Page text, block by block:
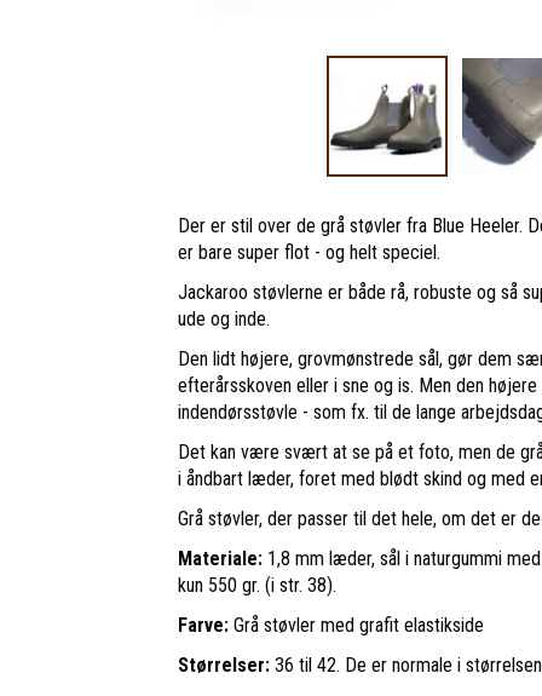
Der er stil over de grå støvler fra Blue Heeler.
er bare super flot - og helt speciel.
Jackaroo støvlerne er både rå, robuste og så
ude og inde.
Den lidt højere, grovmønstrede sål, gør dem
efterårsskoven eller i sne og is. Men den
indendørsstøvle - som fx. til de lange
Det kan være svært at se på et foto, men de
i åndbart læder, foret med blødt skind og med
Grå støvler, der passer til det hele, om det er
Materiale: 1,8 mm læder, sål i naturgummi
kun 550 gr. (i str. 38).
Farve: Grå støvler med grafit elastikside
Størrelser: 36 til 42. De er normale i